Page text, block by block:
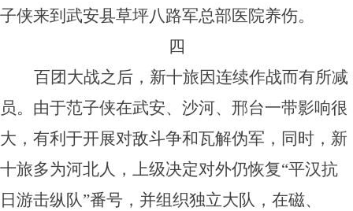
子侠来到武安县草坪八路军总部医院养伤。
四
百团大战之后，新十旅因连续作战而有所减
员。由于范子侠在武安、沙河、邢台一带影响很
大，有利于开展对敌斗争和瓦解伪军，同时，新
十旅多为河北人，上级决定对外仍恢复“平汉抗
日游击纵队”番号，并组织独立大队，在磁、